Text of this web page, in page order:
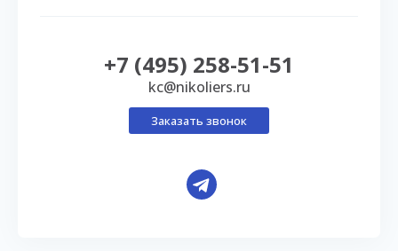
+7 (495) 258-51-51
kc@nikoliers.ru
Заказать звонок